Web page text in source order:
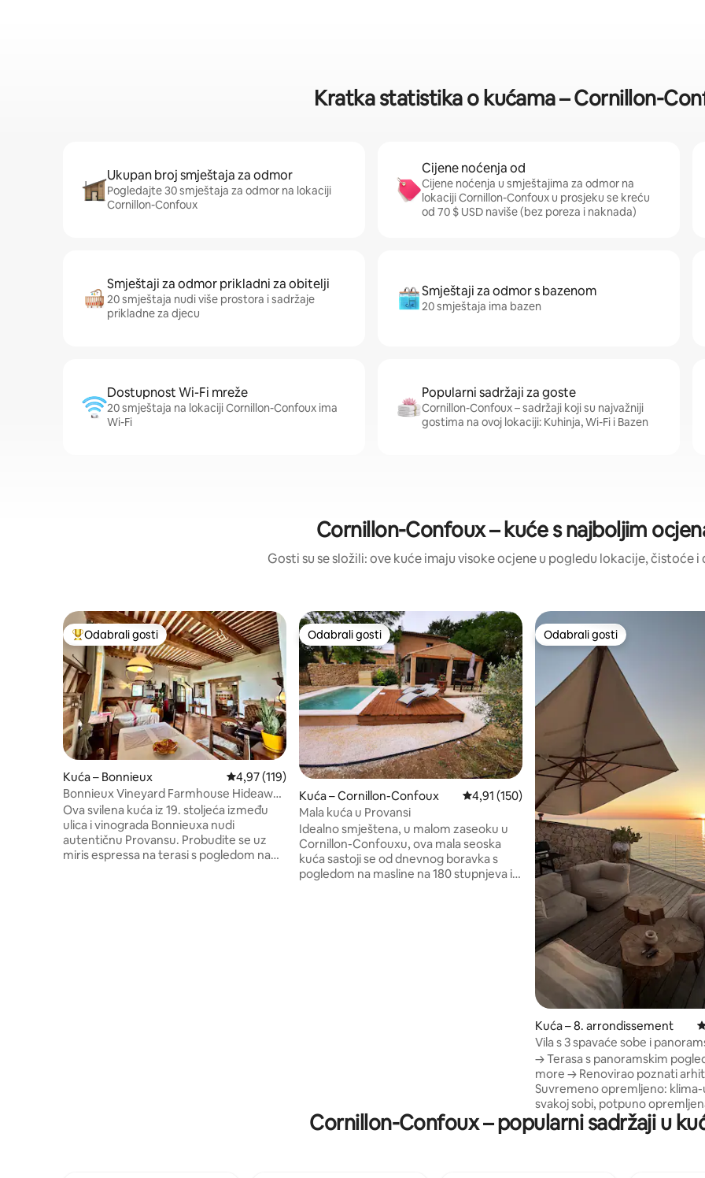
Kratka statistika o kućama – Cornillon-
Ukupan broj smještaja za odmor
Pogledajte 30 smještaja za odmor na lokaciji
Cornillon-Confoux
Cijene noćenja od
Cijene noćenja u smještajima za odmor na
lokaciji Cornillon-Confoux u prosjeku se kreću
od 70 $ USD naviše (bez poreza i naknada)
Smještaji za odmor prikladni za obitelji
20 smještaja nudi više prostora i sadržaje
prikladne za djecu
Smještaji za odmor s bazenom
20 smještaja ima bazen
Dostupnost Wi-Fi mreže
20 smještaja na lokaciji Cornillon-Confoux ima
Wi-Fi
Popularni sadržaji za goste
Cornillon-Confoux – sadržaji koji su najvažniji
gostima na ovoj lokaciji: Kuhinja, Wi-Fi i Bazen
Cornillon-Confoux – kuće s najboljim
Gosti su se složili: ove kuće imaju visoke ocjene u pogledu lokacije, čistoće
Među najviše rangiranima s oznakom „Odabrali gosti”
Odabrali gosti
Kuća – Bonnieux Prosječna ocjena: 4,97/5, recenzija: 119
4,97 (119)
Bonnieux Vineyard Farmhouse Hideaway
– kućni ljubimci su dobrodošli
Ova svilena kuća iz 19. stoljeća između
ulica i vinograda Bonnieuxa nudi
autentičnu Provansu. Probudite se uz
miris espressa na terasi s pogledom na
Odabrali gosti
Odabrali gosti
Kuća – Cornillon-Confoux Prosječna ocjena: 4,91/5, recenzija: 150
4,91 (150)
Mala kuća u Provansi
Idealno smještena, u malom zaseoku u
Cornillon-Confouxu, ova mala seoska
kuća sastoji se od dnevnog boravka s
pogledom na masline na 180 stupnjeva i
Odabrali gosti
Odabrali gosti
Kuća – 8. arrondissement
Vila s 3 spavaće sobe i
pogledom na more + sauna +
→ Terasa s panoramskim
more → Renovirao poznati
Suvremeno opremljeno: klima-
svakoj sobi, potpuno
roštilj → 3 spavaće sobe s
krevetima (160 cm x 200 cm) i 3
Cornillon-Confoux – popularni sadržaji u